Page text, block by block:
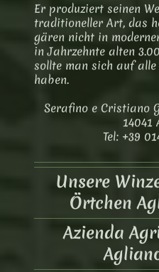
Er produziert seinen
traditioneller Art, das
gären nicht in
in Jahrzehnte alten
sollte man sich auf
haben.
Serafino e Cristiano
14041
Tel: +39
Unsere
Örtchen
Azienda